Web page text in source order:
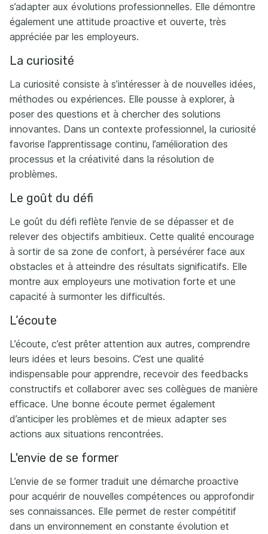
s’adapter aux évolutions professionnelles. Elle démontre
également une attitude proactive et ouverte, très
appréciée par les employeurs.
La curiosité
La curiosité consiste à s’intéresser à de nouvelles idées,
méthodes ou expériences. Elle pousse à explorer, à
poser des questions et à chercher des solutions
innovantes. Dans un contexte professionnel, la curiosité
favorise l’apprentissage continu, l’amélioration des
processus et la créativité dans la résolution de
problèmes.
Le goût du défi
Le goût du défi reflète l’envie de se dépasser et de
relever des objectifs ambitieux. Cette qualité encourage
à sortir de sa zone de confort, à persévérer face aux
obstacles et à atteindre des résultats significatifs. Elle
montre aux employeurs une motivation forte et une
capacité à surmonter les difficultés.
L’écoute
L’écoute, c’est prêter attention aux autres, comprendre
leurs idées et leurs besoins. C’est une qualité
indispensable pour apprendre, recevoir des feedbacks
constructifs et collaborer avec ses collègues de manière
efficace. Une bonne écoute permet également
d’anticiper les problèmes et de mieux adapter ses
actions aux situations rencontrées.
L'envie de se former
L’envie de se former traduit une démarche proactive
pour acquérir de nouvelles compétences ou approfondir
ses connaissances. Elle permet de rester compétitif
dans un environnement en constante évolution et